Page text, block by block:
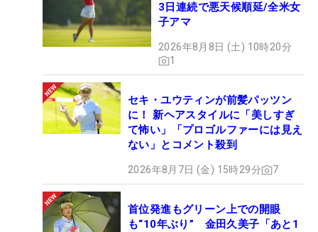
3日連続で悪天候順延/全米女
子アマ
2026年8月8日 (土) 10時20分
1
セキ・ユウティンが前髪パッツン
に！ 新ヘアスタイルに「美しすぎ
て怖い」「プロゴルファーには見え
ない」とコメント殺到
2026年8月7日 (金) 15時29分 7
首位発進もグリーン上での開眼
も“10年ぶり” 金田久美子「あと1